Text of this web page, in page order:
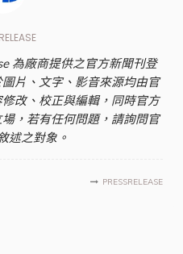
為廠商提供之官方新聞刊登
片、文字、影音來源均由官
改、校正與編輯，同時官方
，若有任何問題，請詢問官
述之對象。
PRESSRELEASE